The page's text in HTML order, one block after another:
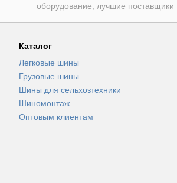
оборудование, лучшие поставщики
Каталог
Легковые шины
Грузовые шины
Шины для сельхозтехники
Шиномонтаж
Оптовым клиентам